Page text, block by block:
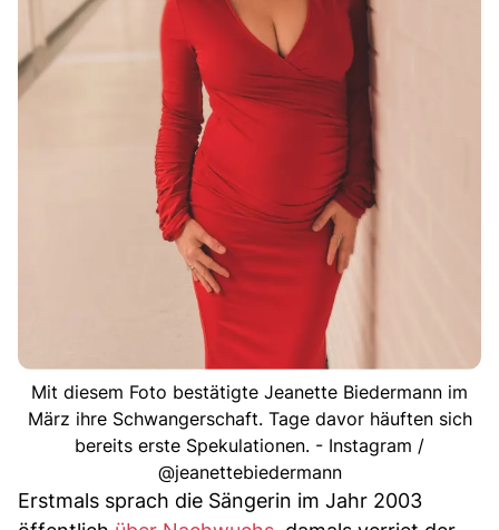
Mit diesem Foto bestätigte Jeanette Biedermann im
März ihre Schwangerschaft. Tage davor häuften sich
bereits erste Spekulationen. - Instagram /
@jeanettebiedermann
Erstmals sprach die Sängerin im Jahr 2003